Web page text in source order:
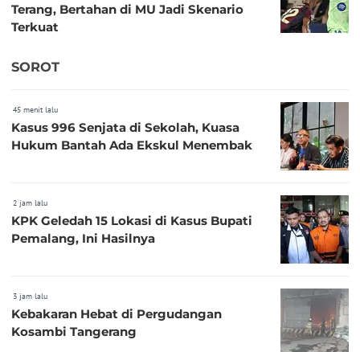
Terang, Bertahan di MU Jadi Skenario
Terkuat
SOROT
45 menit lalu
Kasus 996 Senjata di Sekolah, Kuasa
Hukum Bantah Ada Ekskul Menembak
2 jam lalu
KPK Geledah 15 Lokasi di Kasus Bupati
Pemalang, Ini Hasilnya
3 jam lalu
Kebakaran Hebat di Pergudangan
Kosambi Tangerang